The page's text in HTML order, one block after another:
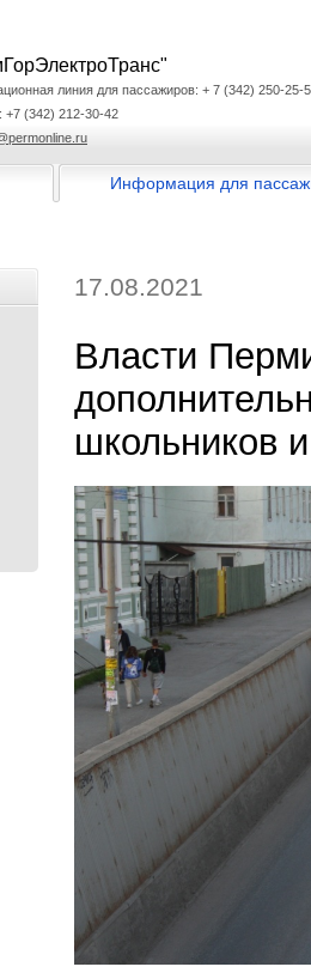
линия для пассажиров: + 7 (342) 250-25-
+7 (342) 212-30-42
Информация для
17.08.2021
Власти
школьников